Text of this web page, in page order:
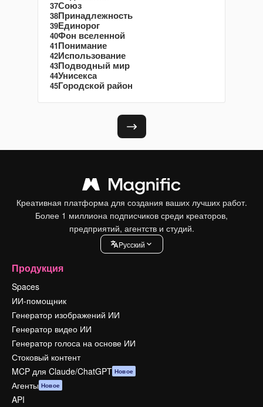
37Союз
38Принадлежность
39Единорог
40Фон вселенной
41Понимание
42Использование
43Подводный мир
44Унисекса
45Городской район
Креативная платформа для создания ваших лучших работ.
Более 1 миллиона подписчиков среди креаторов,
предприятий, агентств и студий.
Pусский
Продукция
Spaces
ИИ-помощник
Генератор изображений ИИ
Генератор видео ИИ
Генератор голоса на основе ИИ
Стоковый контент
MCP для Claude/ChatGPT Новое
Агенты Новое
API